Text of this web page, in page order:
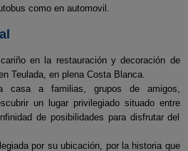
como en automovil.
en la restauración y decoración de
Teulada, en plena Costa Blanca.
casa a familias, grupos de amigos,
un lugar privilegiado situado entre
de posibilidades para disfrutar del
por su ubicación, por la historia que